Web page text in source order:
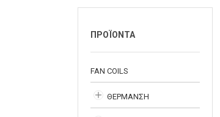
ΠΡΟΪΟΝΤΑ
FAN COILS
ΘΕΡΜΑΝΣΗ